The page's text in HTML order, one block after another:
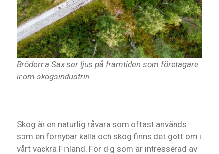
Bröderna Sax ser ljus på framtiden som företagare
inom skogsindustrin.
Skog är en naturlig råvara som oftast används
som en förnybar källa och skog finns det gott om i
vårt vackra Finland. För dig som är intresserad av